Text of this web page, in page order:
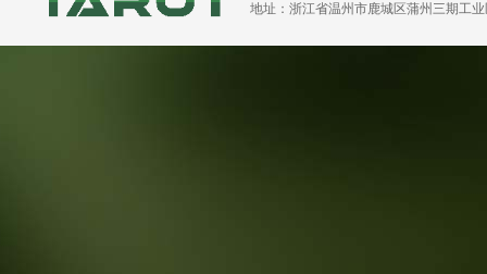
地址：浙江省温州市鹿城区蒲州三期工业